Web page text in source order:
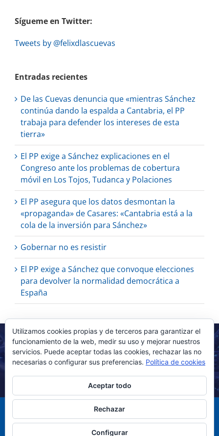
Sígueme en Twitter:
Tweets by @felixdlascuevas
Entradas recientes
De las Cuevas denuncia que «mientras Sánchez
continúa dando la espalda a Cantabria, el PP
trabaja para defender los intereses de esta
tierra»
El PP exige a Sánchez explicaciones en el
Congreso ante los problemas de cobertura
móvil en Los Tojos, Tudanca y Polaciones
El PP asegura que los datos desmontan la
«propaganda» de Casares: «Cantabria está a la
cola de la inversión para Sánchez»
Gobernar no es resistir
El PP exige a Sánchez que convoque elecciones
para devolver la normalidad democrática a
España
Utilizamos cookies propias y de terceros para garantizar el
funcionamiento de la web, medir su uso y mejorar nuestros
servicios. Puede aceptar todas las cookies, rechazar las no
necesarias o configurar sus preferencias. Política de cookies
Aceptar todo
Rechazar
Configurar